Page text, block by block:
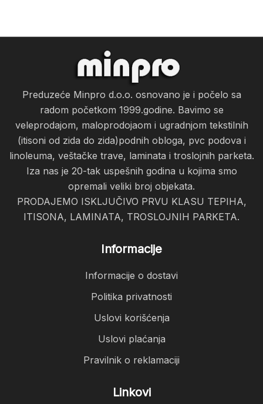
Preduzeće Minpro d.o.o. osnovano je i počelo sa
radom početkom 1999.godine. Bavimo se
veleprodajom, maloprodojaom i ugradnjom tekstilnih
(itisoni od zida do zida)podnih obloga, pvc podova i
linoleuma, veštačke trave, laminata i troslojnih parketa.
Iza nas je 20-tak uspešnih godina u kojima smo
opremali veliki broj objekata.
PRODAJEMO ISKLJUČIVO PRVU KLASU TEPIHA,
ITISONA, LAMINATA, TROSLOJNIH PARKETA.
Informacije
Informacije o dostavi
Politika privatnosti
Uslovi korišćenja
Uslovi plaćanja
Pravilnik o reklamaciji
Linkovi